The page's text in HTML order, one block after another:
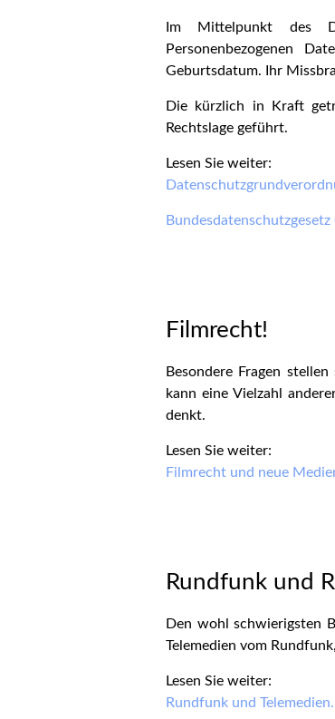
Im Mittelpunkt des
Personenbezogenen
Geburtsdatum. Ihr
Die kürzlich in Kraft
Rechtslage geführt.
Lesen Sie weiter:
Bundesdatenschutzgesetz
Filmrecht!
Besondere Fragen
kann eine Vielzahl
denkt.
Lesen Sie weiter:
Filmrecht und neue
Rundfunk und
Den wohl schwierigsten
Telemedien vom
Lesen Sie weiter:
Rundfunk und Telemedien.